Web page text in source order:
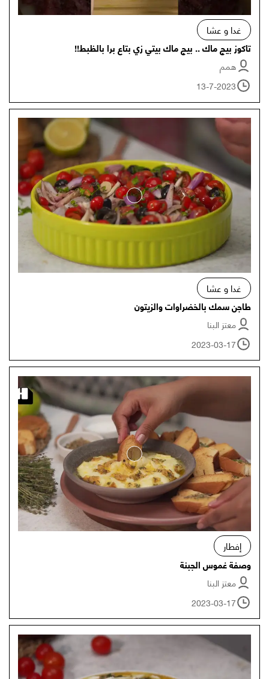
غدا و عشا
تاكوز بيج ماك .. بيج ماك بيتي زي بتاع برا بالظبط!!
همم
13-7-2023
غدا و عشا
طاجن سمك بالخضراوات والزيتون
معتز البنا
2023-03-17
إفطار
وصفة غموس الجبنة
معتز البنا
2023-03-17